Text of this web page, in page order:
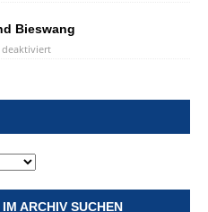
Bieswang
deaktiviert
ARCHIV SUCHEN